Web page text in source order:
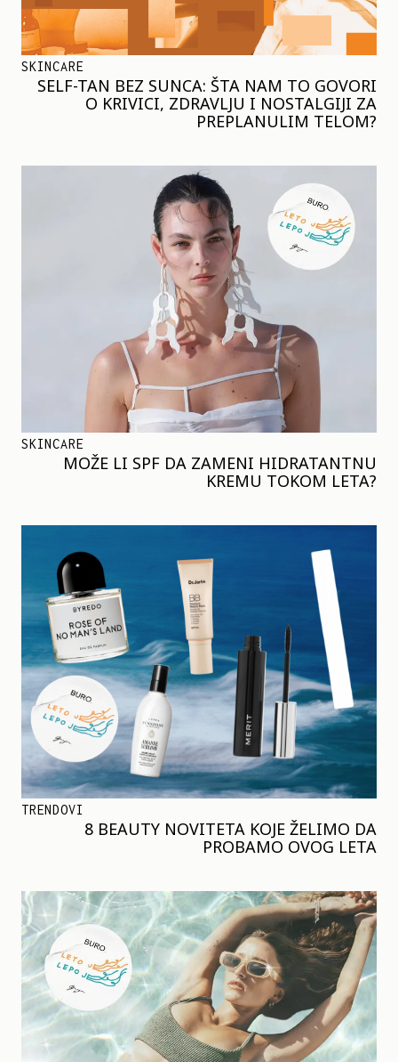
SKINCARE
SELF-TAN BEZ SUNCA: ŠTA NAM TO GOVORI
O KRIVICI, ZDRAVLJU I NOSTALGIJI ZA
PREPLANULIM TELOM?
SKINCARE
MOŽE LI SPF DA ZAMENI HIDRATANTNU
KREMU TOKOM LETA?
TRENDOVI
8 BEAUTY NOVITETA KOJE ŽELIMO DA
PROBAMO OVOG LETA